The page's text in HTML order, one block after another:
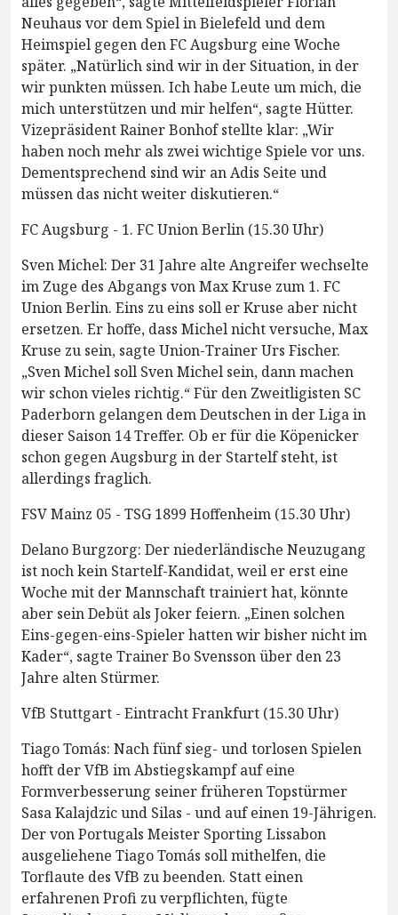
Neuhaus vor dem Spiel in Bielefeld und dem
Heimspiel gegen den FC Augsburg eine Woche
später. „Natürlich sind wir in der Situation, in der
wir punkten müssen. Ich habe Leute um mich, die
mich unterstützen und mir helfen“, sagte Hütter.
Vizepräsident Rainer Bonhof stellte klar: „Wir
haben noch mehr als zwei wichtige Spiele vor uns.
Dementsprechend sind wir an Adis Seite und
müssen das nicht weiter diskutieren.“
FC Augsburg - 1. FC Union Berlin (15.30 Uhr)
Sven Michel: Der 31 Jahre alte Angreifer wechselte
im Zuge des Abgangs von Max Kruse zum 1. FC
Union Berlin. Eins zu eins soll er Kruse aber nicht
ersetzen. Er hoffe, dass Michel nicht versuche, Max
Kruse zu sein, sagte Union-Trainer Urs Fischer.
„Sven Michel soll Sven Michel sein, dann machen
wir schon vieles richtig.“ Für den Zweitligisten SC
Paderborn gelangen dem Deutschen in der Liga in
dieser Saison 14 Treffer. Ob er für die Köpenicker
schon gegen Augsburg in der Startelf steht, ist
allerdings fraglich.
FSV Mainz 05 - TSG 1899 Hoffenheim (15.30 Uhr)
Delano Burgzorg: Der niederländische Neuzugang
ist noch kein Startelf-Kandidat, weil er erst eine
Woche mit der Mannschaft trainiert hat, könnte
aber sein Debüt als Joker feiern. „Einen solchen
Eins-gegen-eins-Spieler hatten wir bisher nicht im
Kader“, sagte Trainer Bo Svensson über den 23
Jahre alten Stürmer.
VfB Stuttgart - Eintracht Frankfurt (15.30 Uhr)
Tiago Tomás: Nach fünf sieg- und torlosen Spielen
hofft der VfB im Abstiegskampf auf eine
Formverbesserung seiner früheren Topstürmer
Sasa Kalajdzic und Silas - und auf einen 19-Jährigen.
Der von Portugals Meister Sporting Lissabon
ausgeliehene Tiago Tomás soll mithelfen, die
Torflaute des VfB zu beenden. Statt einen
erfahrenen Profi zu verpflichten, fügte